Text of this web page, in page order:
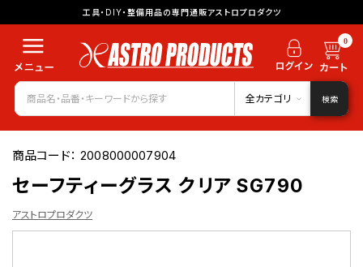
工具・DIY・整備用品の専門通販アストロプロダクツ
0
全カテゴリ 検索
商品コード：2008000007904
セーフティーグラス クリア SG790
アストロプロダクツ